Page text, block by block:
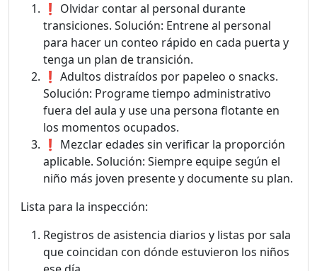
❗ Olvidar contar al personal durante
transiciones. Solución: Entrene al personal
para hacer un conteo rápido en cada puerta y
tenga un plan de transición.
❗ Adultos distraídos por papeleo o snacks.
Solución: Programe tiempo administrativo
fuera del aula y use una persona flotante en
los momentos ocupados.
❗ Mezclar edades sin verificar la proporción
aplicable. Solución: Siempre equipe según el
niño más joven presente y documente su plan.
Lista para la inspección:
Registros de asistencia diarios y listas por sala
que coincidan con dónde estuvieron los niños